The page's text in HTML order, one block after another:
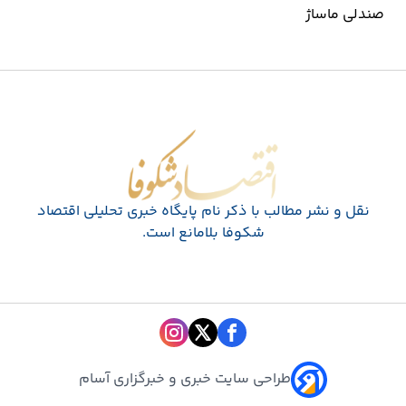
صندلی ماساژ
اقتصاد شکوفا
نقل و نشر مطالب با ذکر نام پايگاه خبری تحليلی اقتصاد
شکوفا بلامانع است.
طراحی سایت خبری و خبرگزاری آسام